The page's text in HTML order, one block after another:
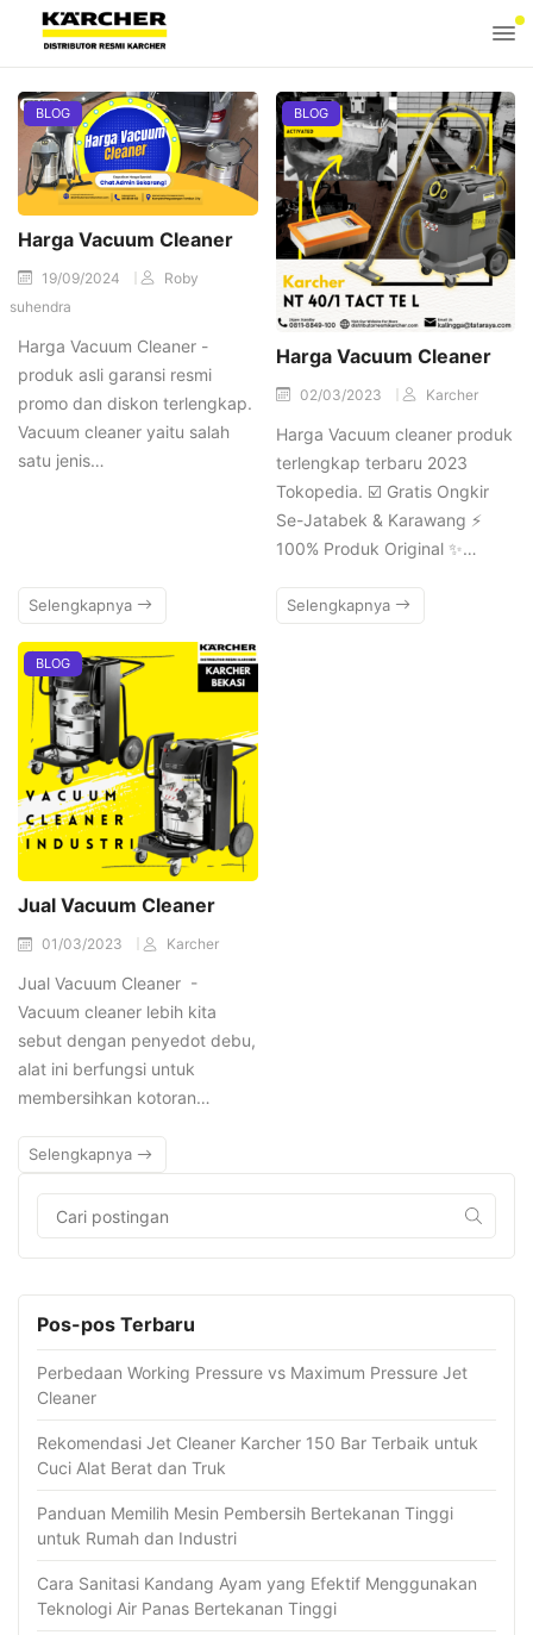
BLOG
Harga Vacuum Cleaner
19/09/2024
Roby
suhendra
Harga Vacuum Cleaner -
produk asli garansi resmi
promo dan diskon terlengkap.
Vacuum cleaner yaitu salah
satu jenis…
Selengkapnya
BLOG
Harga Vacuum Cleaner
02/03/2023 Karcher
Harga Vacuum cleaner produk
terlengkap terbaru 2023
Tokopedia. ☑️ Gratis Ongkir
Se-Jatabek & Karawang ⚡
100% Produk Original ✨…
Selengkapnya
BLOG
Jual Vacuum Cleaner
01/03/2023 Karcher
Jual Vacuum Cleaner -
Vacuum cleaner lebih kita
sebut dengan penyedot debu,
alat ini berfungsi untuk
membersihkan kotoran…
Selengkapnya
Pos-pos Terbaru
Perbedaan Working Pressure vs Maximum Pressure Jet
Cleaner
Rekomendasi Jet Cleaner Karcher 150 Bar Terbaik untuk
Cuci Alat Berat dan Truk
Panduan Memilih Mesin Pembersih Bertekanan Tinggi
untuk Rumah dan Industri
Cara Sanitasi Kandang Ayam yang Efektif Menggunakan
Teknologi Air Panas Bertekanan Tinggi